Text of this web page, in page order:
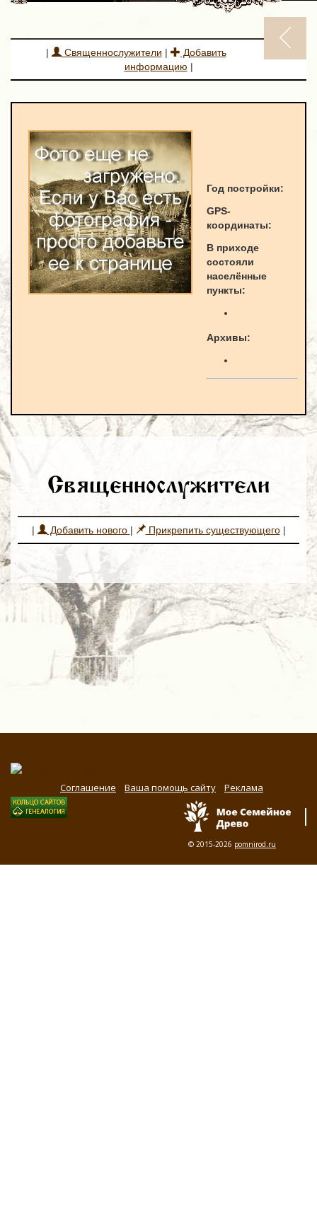
| Священнослужители |
Добавить
информацию |
Год постройки:
GPS-
координаты:
В приходе
состояли
населённые
пункты:
Архивы:
Священнослужители
| Добавить нового | Прикрепить существующего|
Соглашение Ваша помощь сайту Реклама
© 2015-2026 pomnirod.ru